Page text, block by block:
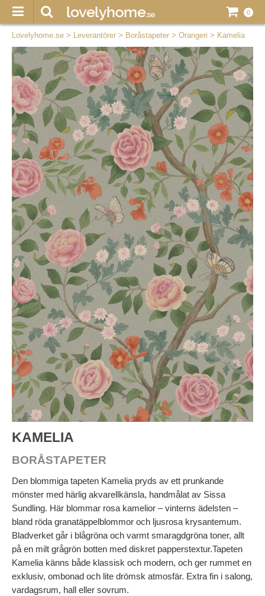
0
Lovelyhome.se > Leverantörer > Boråstapeter > Orangeri > Kamelia
KAMELIA
BORÅSTAPETER
Den blommiga tapeten Kamelia pryds av ett prunkande
mönster med härlig akvarellkänsla, handmålat av Sissa
Sundling. Här blommar rosa kamelior – vinterns ädelsten –
bland röda granatäppelblommor och ljusrosa krysantemum.
Bladverket går i blågröna och varmt smaragdgröna toner, allt
på en milt grågrön botten med diskret papperstextur.Tapeten
Kamelia känns både klassisk och modern, och ger rummet en
exklusiv, ombonad och lite drömsk atmosfär. Extra fin i salong,
vardagsrum, hall eller sovrum.